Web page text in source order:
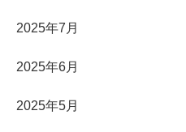
2025年7月
2025年6月
2025年5月